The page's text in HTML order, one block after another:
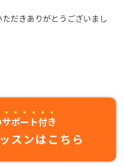
だきありがとうございまし
ポート付き
スンはこちら